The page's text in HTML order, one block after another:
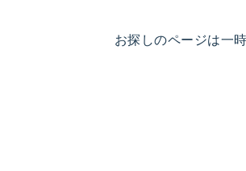
お探しのページは一